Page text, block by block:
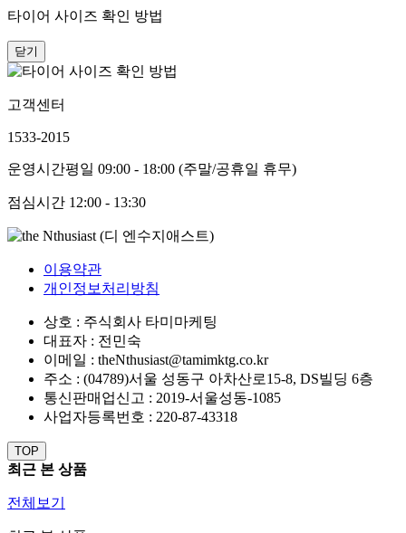
타이어 사이즈 확인 방법
닫기
고객센터
1533-2015
운영시간평일 09:00 - 18:00 (주말/공휴일 휴무)
점심시간 12:00 - 13:30
이용약관
개인정보처리방침
상호 : 주식회사 타미마케팅
대표자 : 전민숙
이메일 : theNthusiast@tamimktg.co.kr
주소 : (04789)서울 성동구 아차산로15-8, DS빌딩 6층
통신판매업신고 : 2019-서울성동-1085
사업자등록번호 : 220-87-43318
TOP
최근 본 상품
전체보기